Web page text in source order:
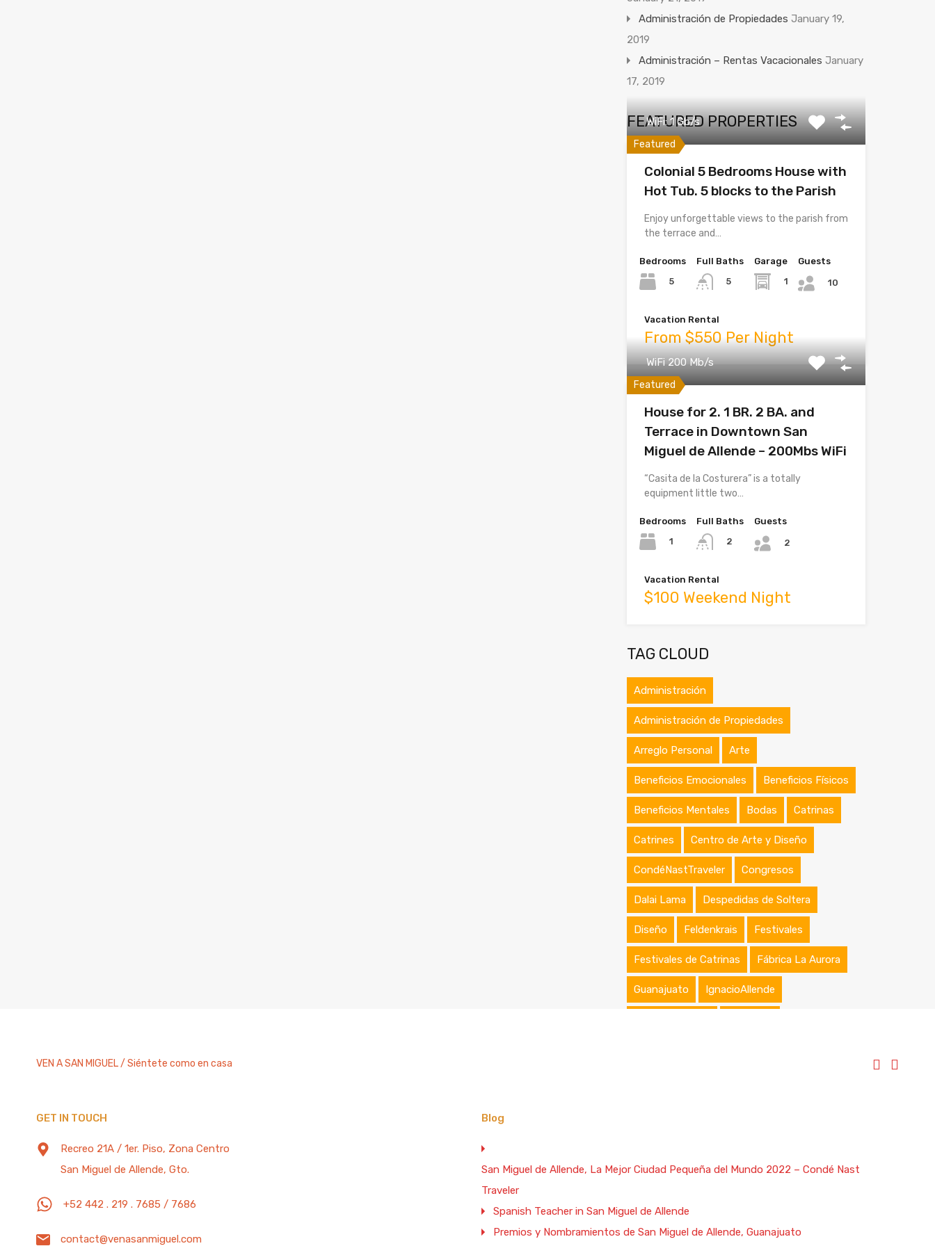
Administración de Propiedades January 19,
2019
Administración – Rentas Vacacionales January
17, 2019
FEATURED PROPERTIES
Featured
WiFi: 1 Gb/s
Colonial 5 Bedrooms House with
Hot Tub. 5 blocks to the Parish
Enjoy unforgettable views to the parish from
the terrace and…
Bedrooms
5
Full Baths
5
Garage
1
Guests
10
Vacation Rental
From $550 Per Night
Featured
WiFi 200 Mb/s
House for 2. 1 BR. 2 BA. and
Terrace in Downtown San
Miguel de Allende – 200Mbs WiFi
“Casita de la Costurera” is a totally
equipment little two…
Bedrooms
1
Full Baths
2
Guests
2
Vacation Rental
$100 Weekend Night
TAG CLOUD
Administración
Administración de Propiedades
Arreglo Personal Arte
Beneficios Emocionales Beneficios Físicos
Beneficios Mentales Bodas Catrinas
Catrines Centro de Arte y Diseño
CondéNastTraveler Congresos
Dalai Lama Despedidas de Soltera
Diseño Feldenkrais Festivales
Festivales de Catrinas Fábrica La Aurora
Guanajuato IgnacioAllende
Rentas Vacacionales Reserva Natural
SanMiguel San Miguel de Allende
VEN A SAN MIGUEL / Siéntete como en casa
GET IN TOUCH
Recreo 21A / 1er. Piso, Zona Centro
San Miguel de Allende, Gto.
+52 442 . 219 . 7685 / 7686
contact@venasanmiguel.com
Blog
San Miguel de Allende, La Mejor Ciudad Pequeña del Mundo 2022 – Condé Nast
Traveler
Spanish Teacher in San Miguel de Allende
Premios y Nombramientos de San Miguel de Allende, Guanajuato